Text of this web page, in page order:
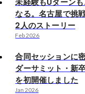
なる。名古屋で挑
2人のストーリー
Feb 2026
合同セッションに
ダーサミット・新
を初開催しました
Jan 2026